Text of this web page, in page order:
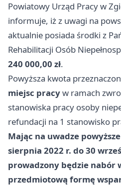
Powiatowy Urząd Pracy w
informuje, iż z uwagi na
aktualnie posiada środki z
Rehabilitacji Osób
240 000,00 zł.
Powyższa kwota
miejsc pracyw ramach
stanowiska pracy osoby
refundacji na 1 stanowisko
Mając na uwadze
sierpnia 2022 r. do 30
prowadzony będzie nabór
przedmiotową formę